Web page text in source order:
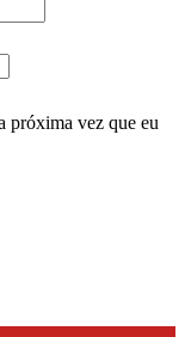
próxima vez que eu